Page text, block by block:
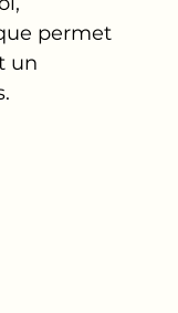
permet
un